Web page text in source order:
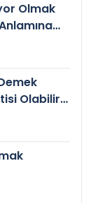
Olmak
Olabilir